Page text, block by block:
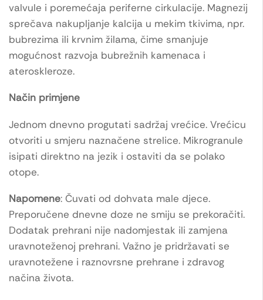
valvule i poremećaja periferne cirkulacije. Magnezij
sprečava nakupljanje kalcija u mekim tkivima, npr.
bubrezima ili krvnim žilama, čime smanjuje
mogućnost razvoja bubrežnih kamenaca i
ateroskleroze.
Način primjene
Jednom dnevno progutati sadržaj vrećice. Vrećicu
otvoriti u smjeru naznačene strelice. Mikrogranule
isipati direktno na jezik i ostaviti da se polako
otope.
Napomene: Čuvati od dohvata male djece.
Preporučene dnevne doze ne smiju se prekoračiti.
Dodatak prehrani nije nadomjestak ili zamjena
uravnoteženoj prehrani. Važno je pridržavati se
uravnotežene i raznovrsne prehrane i zdravog
načina života.